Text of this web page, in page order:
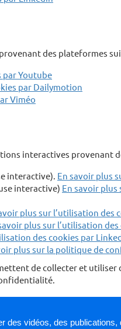
vidéos, des
des plateformes
par Youtube
par Dailymotion
Viméo
interactives provenant
interactive). En savoir plus
interactive) En savoir
plus sur l’utilisation des
plus sur l’utilisation des
des cookies par
plus sur la politique de
de collecter et